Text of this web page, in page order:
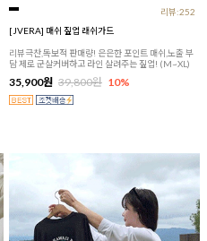
리뷰:252
[JVERA] 매쉬 짚업 래쉬가드
리뷰극찬,독보적 판매량! 은은한 포인트 매쉬,노출 부
담 제로 군살커버하고 라인 살려주는 짚업! (M~XL)
35,900원 39,800원 10%